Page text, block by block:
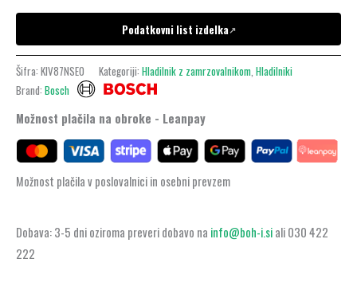
Podatkovni list izdelka↗
Šifra: KIV87NSE0 Kategoriji: Hladilnik z zamrzovalnikom Hladilniki
Brand: Bosch
Možnost plačila na obroke - Leanpay
Možnost plačila v poslovalnici in osebni prevzem
Dobava: 3-5 dni oziroma preveri dobavo na info@boh-i.siali 030 422
222